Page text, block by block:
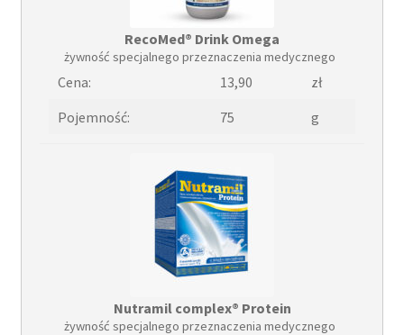
RecoMed® Drink Omega
żywność specjalnego przeznaczenia medycznego
Cena: 13,90
zł
Pojemność:
75 g
Nutramil complex® Protein
żywność specjalnego przeznaczenia medycznego